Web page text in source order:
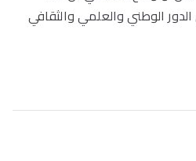
الوطني والعلمي والثقافي